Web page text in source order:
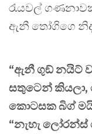
රැයවල්
ඇනී තෝගිගෙ
“ඇනී ගුඞ් නයිට්
සතුටෙන් කියලා,
කොටසක බිග්
“නැහැ